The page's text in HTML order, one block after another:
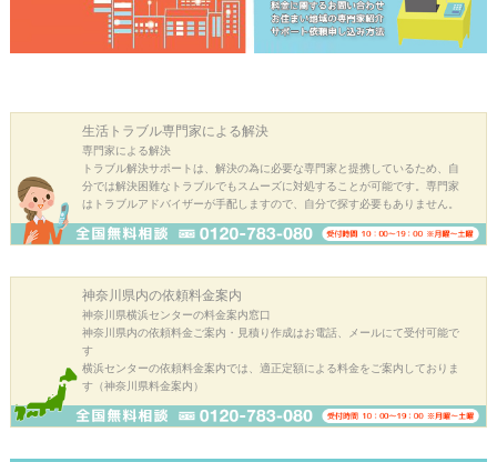
生活トラブル専門家による解決
専門家による解決
トラブル解決サポートは、解決の為に必要な専門家と提携しているため、自
分では解決困難なトラブルでもスムーズに対処することが可能です。専門家
はトラブルアドバイザーが手配しますので、自分で探す必要もありません。
神奈川県内の依頼料金案内
神奈川県横浜センターの料金案内窓口
神奈川県内の依頼料金ご案内・見積り作成はお電話、メールにて受付可能で
す
横浜センターの依頼料金案内では、適正定額による料金をご案内しておりま
す（神奈川県料金案内）